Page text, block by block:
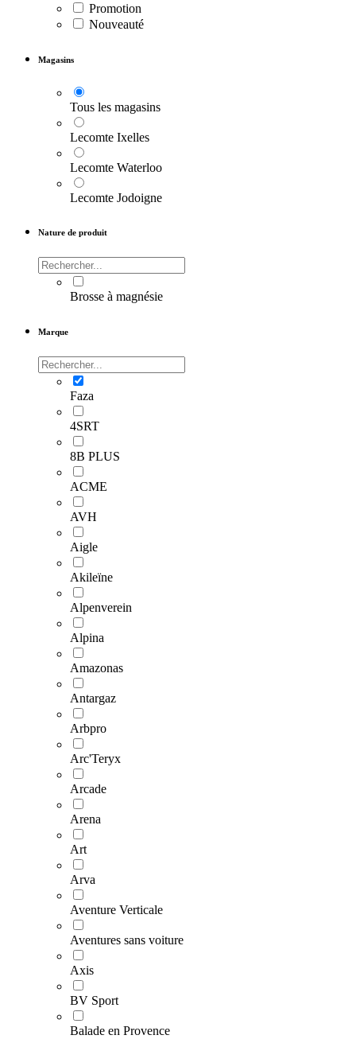
Promotion
Nouveauté
Magasins
Tous les magasins
Lecomte Ixelles
Lecomte Waterloo
Lecomte Jodoigne
Nature de produit
Brosse à magnésie
Marque
Faza
4SRT
8B PLUS
ACME
AVH
Aigle
Akileïne
Alpenverein
Alpina
Amazonas
Antargaz
Arbpro
Arc'Teryx
Arcade
Arena
Art
Arva
Aventure Verticale
Aventures sans voiture
Axis
BV Sport
Balade en Provence